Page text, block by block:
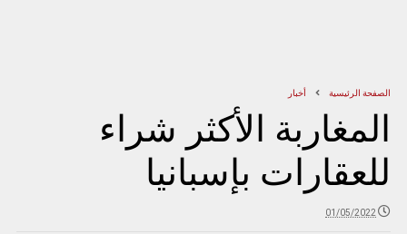
الصفحة الرئيسية أخبار
المغاربة الأكثر شراء
للعقارات بإسبانيا
01/05/2022